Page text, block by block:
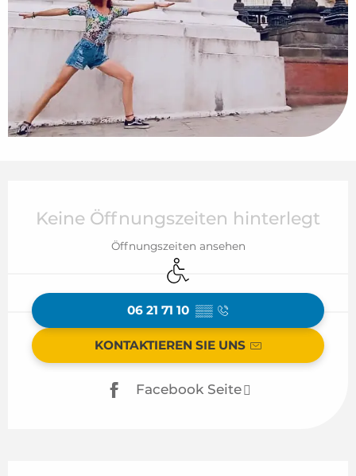
Keine Öffnungszeiten hinterlegt
Öffnungszeiten ansehen
Zugang für Behinderte
06 21 71 10 ▒▒
KONTAKTIEREN SIE UNS
Facebook Seite